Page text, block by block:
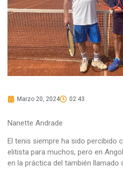
Marzo 20, 2024 02:43
Nanette Andrade
El tenis siempre ha sido percibido
elitista para muchos, pero en
en la práctica del también llamado